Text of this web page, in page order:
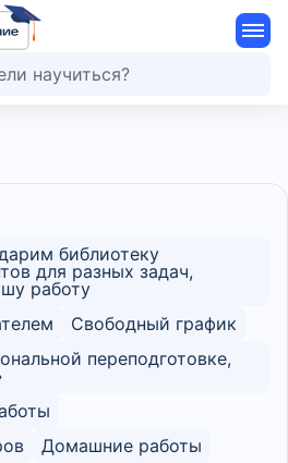
библиотеку
для разных задач,
работу
Свободный график
переподготовке,
Домашние работы